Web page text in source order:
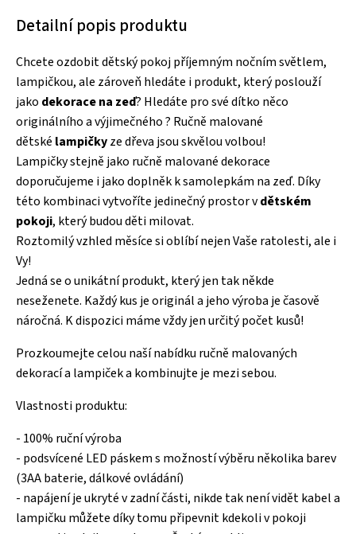
Detailní popis produktu
Chcete ozdobit dětský pokoj příjemným nočním světlem,
lampičkou, ale zároveň hledáte i produkt, který poslouží
jako dekorace na zeď? Hledáte pro své dítko něco
originálního a výjimečného ? Ručně malované
dětské lampičkyze dřeva jsou skvělou volbou!
Lampičky stejně jako ručně malované dekorace
doporučujeme i jako doplněk k samolepkám na zeď. Díky
této kombinaci vytvoříte jedinečný prostor vdětském
pokoji, který budou děti milovat.
Roztomilý vzhled měsíce si oblíbí nejen Vaše ratolesti, ale i
Vy!
Jedná se o unikátní produkt, který jen tak někde
neseženete. Každý kus je originál a jeho výroba je časově
náročná. K dispozici máme vždy jen určitý počet kusů!
Prozkoumejte celou naší nabídku ručně malovaných
dekorací a lampiček a kombinujte je mezi sebou.
Vlastnosti produktu:
- 100% ruční výroba
- podsvícené LED páskem s možností výběru několika barev
(3AA baterie, dálkové ovládání)
- napájení je ukryté v zadní části, nikde tak není vidět kabel a
lampičku můžete díky tomu připevnit kdekoli v pokoji